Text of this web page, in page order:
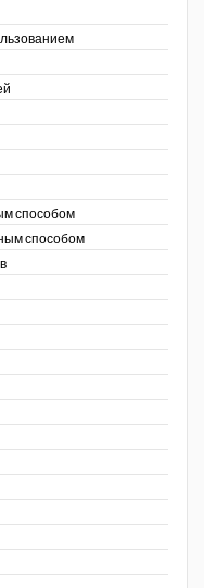
способом
способом
Кузбасса
People Magazine